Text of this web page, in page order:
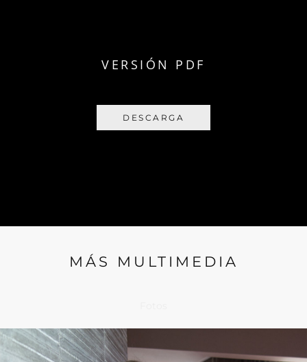
VERSIÓN PDF
DESCARGA
MÁS MULTIMEDIA